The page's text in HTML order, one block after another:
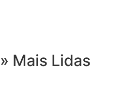
» Mais Lidas